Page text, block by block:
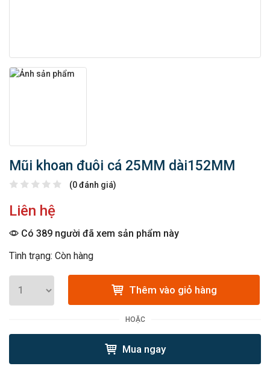
Mũi khoan đuôi cá 25MM dài152MM
(0 đánh giá)
Liên hệ
Có 389 người đã xem sản phẩm này
Tình trạng: Còn hàng
Thêm vào giỏ hàng
HOẶC
Mua ngay